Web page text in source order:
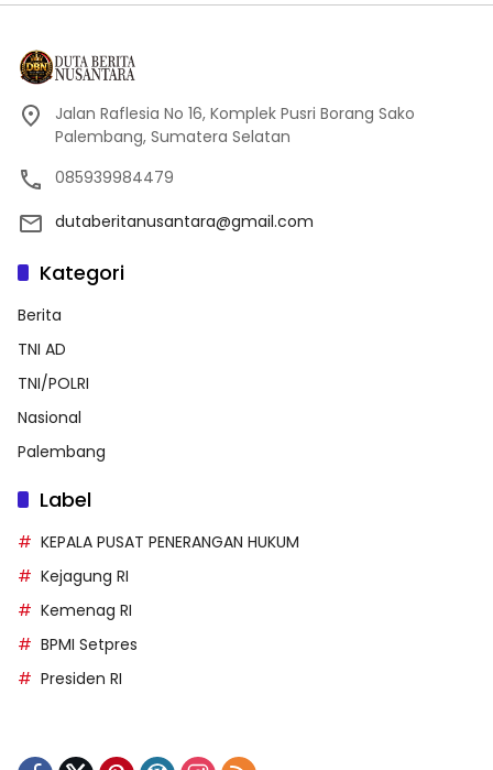
Jalan Raflesia No 16, Komplek Pusri Borang Sako
Palembang, Sumatera Selatan
085939984479
dutaberitanusantara@gmail.com
Kategori
Berita
TNI AD
TNI/POLRI
Nasional
Palembang
Label
KEPALA PUSAT PENERANGAN HUKUM
Kejagung RI
Kemenag RI
BPMI Setpres
Presiden RI